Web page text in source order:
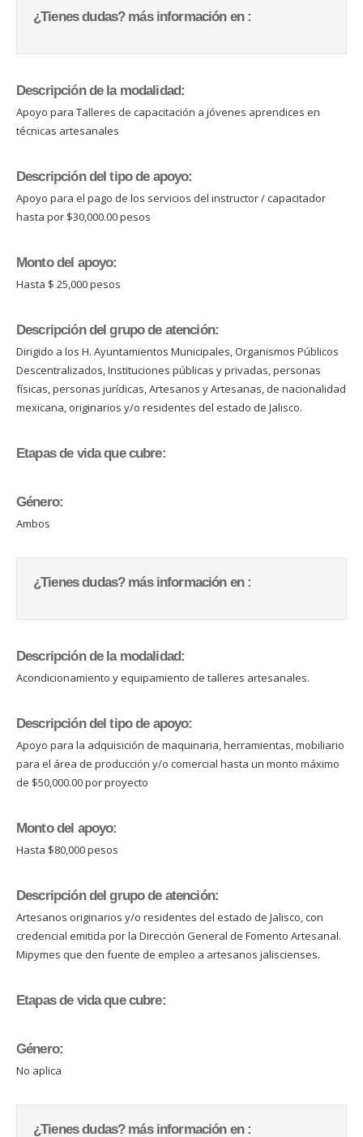
¿Tienes dudas? más información en :
Descripción de la modalidad:
Apoyo para Talleres de capacitación a jóvenes aprendices en
técnicas artesanales
Descripción del tipo de apoyo:
Apoyo para el pago de los servicios del instructor / capacitador
hasta por $30,000.00 pesos
Monto del apoyo:
Hasta $ 25,000 pesos
Descripción del grupo de atención:
Dirigido a los H. Ayuntamientos Municipales, Organismos Públicos
Descentralizados, Instituciones públicas y privadas, personas
físicas, personas jurídicas, Artesanos y Artesanas, de nacionalidad
mexicana, originarios y/o residentes del estado de Jalisco.
Etapas de vida que cubre:
Género:
Ambos
¿Tienes dudas? más información en :
Descripción de la modalidad:
Acondicionamiento y equipamiento de talleres artesanales.
Descripción del tipo de apoyo:
Apoyo para la adquisición de maquinaria, herramientas, mobiliario
para el área de producción y/o comercial hasta un monto máximo
de $50,000.00 por proyecto
Monto del apoyo:
Hasta $80,000 pesos
Descripción del grupo de atención:
Artesanos originarios y/o residentes del estado de Jalisco, con
credencial emitida por la Dirección General de Fomento Artesanal.
Mipymes que den fuente de empleo a artesanos jaliscienses.
Etapas de vida que cubre:
Género:
No aplica
¿Tienes dudas? más información en :